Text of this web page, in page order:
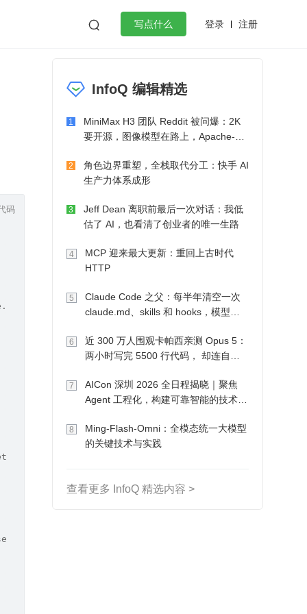
 写点什么 登录 注册
微服务架构 flutter
height: self.view.frame.size.height -
inDirectory: "www") {
nil)
2)
码
InfoQ 编辑精选
1
MiniMax H3 团队 Reddit 被问爆：2K
要开源，图像模型在路上，Apache-2.0
2
角色边界重塑，全栈取代分工：快手 AI
生产力体系成形
3
Jeff Dean 离职前最后一次对话：我低
估了 AI，也看清了创业者的唯一生路
4
MCP 迎来最大更新：重回上古时代
HTTP
5
Claude Code 之父：每半年清空一次
claude.md、skills 和 hooks，模型自
6
近 300 万人围观卡帕西亲测 Opus 5：
两小时写完 5500 行代码， 却连自己
7
AICon 深圳 2026 全日程揭晓｜聚焦
Agent 工程化，构建可靠智能的技术路
8
Ming-Flash-Omni：全模态统一大模型
的关键技术与实践
查看更多 InfoQ 精选内容 >